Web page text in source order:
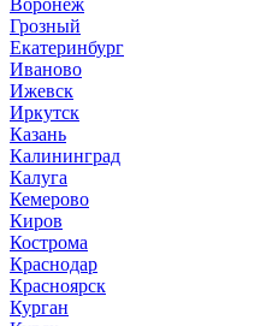
Грозный
Екатеринбург
Иваново
Ижевск
Иркутск
Казань
Калининград
Калуга
Кемерово
Киров
Кострома
Краснодар
Красноярск
Курган